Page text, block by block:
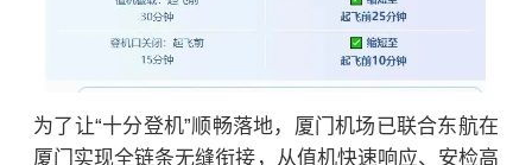
为了让“十分登机”顺畅落地，厦门机场已联合东航在
厦门实现全链条无缝衔接，从值机快速响应、安检高